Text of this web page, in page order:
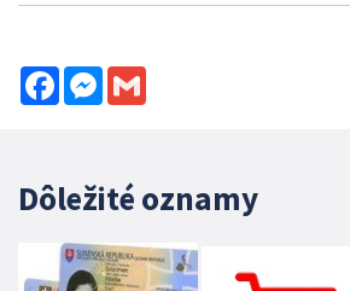
FacebookMessenger
Dôležité oznamy